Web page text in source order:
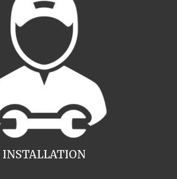
INSTALLATION